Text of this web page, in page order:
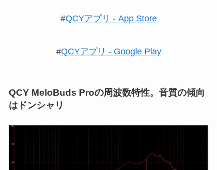
#QCYアプリ - App Store
#QCYアプリ - Google Play
QCY MeloBuds Proの周波数特性。音質の傾向
はドンシャリ